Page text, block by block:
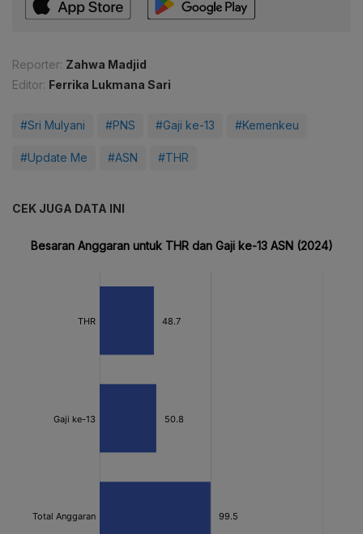
Reporter: Zahwa Madjid
Editor: Ferrika Lukmana Sari
#Sri Mulyani #PNS #Gaji ke-13 #Kemenkeu
#Update Me #ASN #THR
CEK JUGA DATA INI